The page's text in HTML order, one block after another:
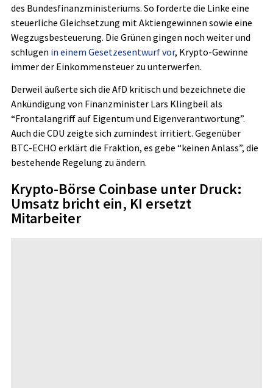
des Bundesfinanzministeriums. So forderte die Linke eine
steuerliche Gleichsetzung mit Aktiengewinnen sowie eine
Wegzugsbesteuerung. Die Grünen gingen noch weiter und
schlugen in einem Gesetzesentwurf vor, Krypto-Gewinne
immer der Einkommensteuer zu unterwerfen.
Derweil äußerte sich die AfD kritisch und bezeichnete die
Ankündigung von Finanzminister Lars Klingbeil als
“Frontalangriff auf Eigentum und Eigenverantwortung”.
Auch die CDU zeigte sich zumindest irritiert. Gegenüber
BTC-ECHO erklärt die Fraktion, es gebe “keinen Anlass”, die
bestehende Regelung zu ändern.
Krypto-Börse Coinbase unter Druck:
Umsatz bricht ein, KI ersetzt
Mitarbeiter